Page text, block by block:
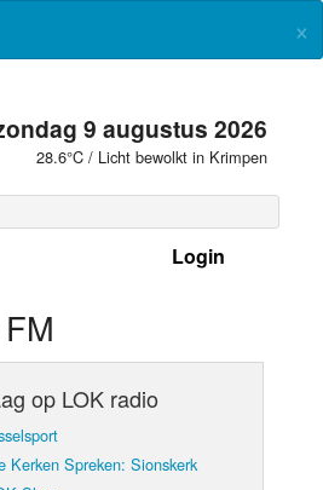
×
9 augustus 2026
28.6°C / Licht bewolkt in Krimpen
Login
op LOK radio
Kerken Spreken: Sionskerk